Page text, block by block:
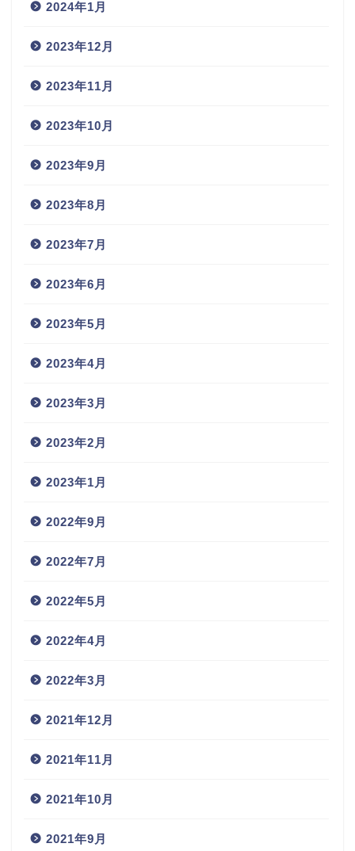
2024年1月
2023年12月
2023年11月
2023年10月
2023年9月
2023年8月
2023年7月
2023年6月
2023年5月
2023年4月
2023年3月
2023年2月
2023年1月
2022年9月
2022年7月
2022年5月
2022年4月
2022年3月
2021年12月
2021年11月
2021年10月
2021年9月